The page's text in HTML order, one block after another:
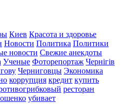
Киев Красота и здоровье
Новости Политика Политики
новости Свежие анекдоты
Ученые Фоторепортаж Чернігів
Черниговцы Экономика
коррупция кредит купить
ресторан
убивает